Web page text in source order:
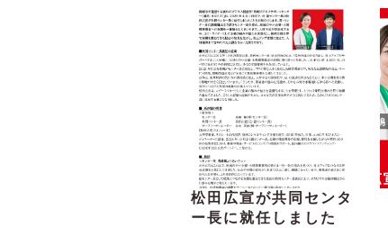
松田広宣が共同センタ
ー長に就任しました